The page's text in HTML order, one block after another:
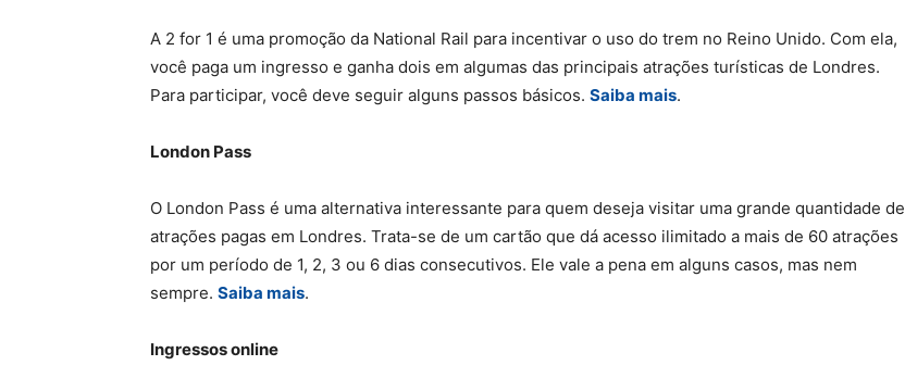
A 2 for 1 é uma promoção da National Rail para incentivar o uso do trem no Reino Unido. Com ela,
você paga um ingresso e ganha dois em algumas das principais atrações turísticas de Londres.
Para participar, você deve seguir alguns passos básicos. Saiba mais.
London Pass
O London Pass é uma alternativa interessante para quem deseja visitar uma grande quantidade de
atrações pagas em Londres. Trata-se de um cartão que dá acesso ilimitado a mais de 60 atrações
por um período de 1, 2, 3 ou 6 dias consecutivos. Ele vale a pena em alguns casos, mas nem
sempre. Saiba mais.
Ingressos online